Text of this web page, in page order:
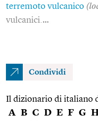
terremoto vulcanico
vulcanici.…
Condividi
Il dizionario di italiano
A B C D E F G